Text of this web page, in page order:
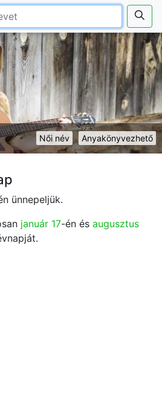
Anyakönyvezhető
Női név
ünnepeljük.
január 17-én és augusztus